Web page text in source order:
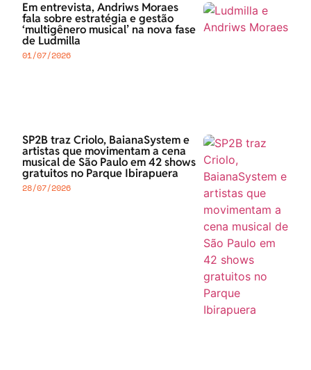
Em entrevista, Andriws Moraes
fala sobre estratégia e gestão
‘multigênero musical’ na nova fase
de Ludmilla
01/07/2026
SP2B traz Criolo, BaianaSystem e
artistas que movimentam a cena
musical de São Paulo em 42 shows
gratuitos no Parque Ibirapuera
28/07/2026